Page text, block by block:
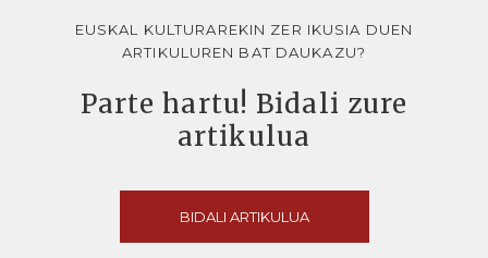
EUSKAL KULTURAREKIN ZER IKUSIA DUEN
ARTIKULUREN BAT DAUKAZU?
Parte hartu! Bidali zure
artikulua
BIDALI ARTIKULUA